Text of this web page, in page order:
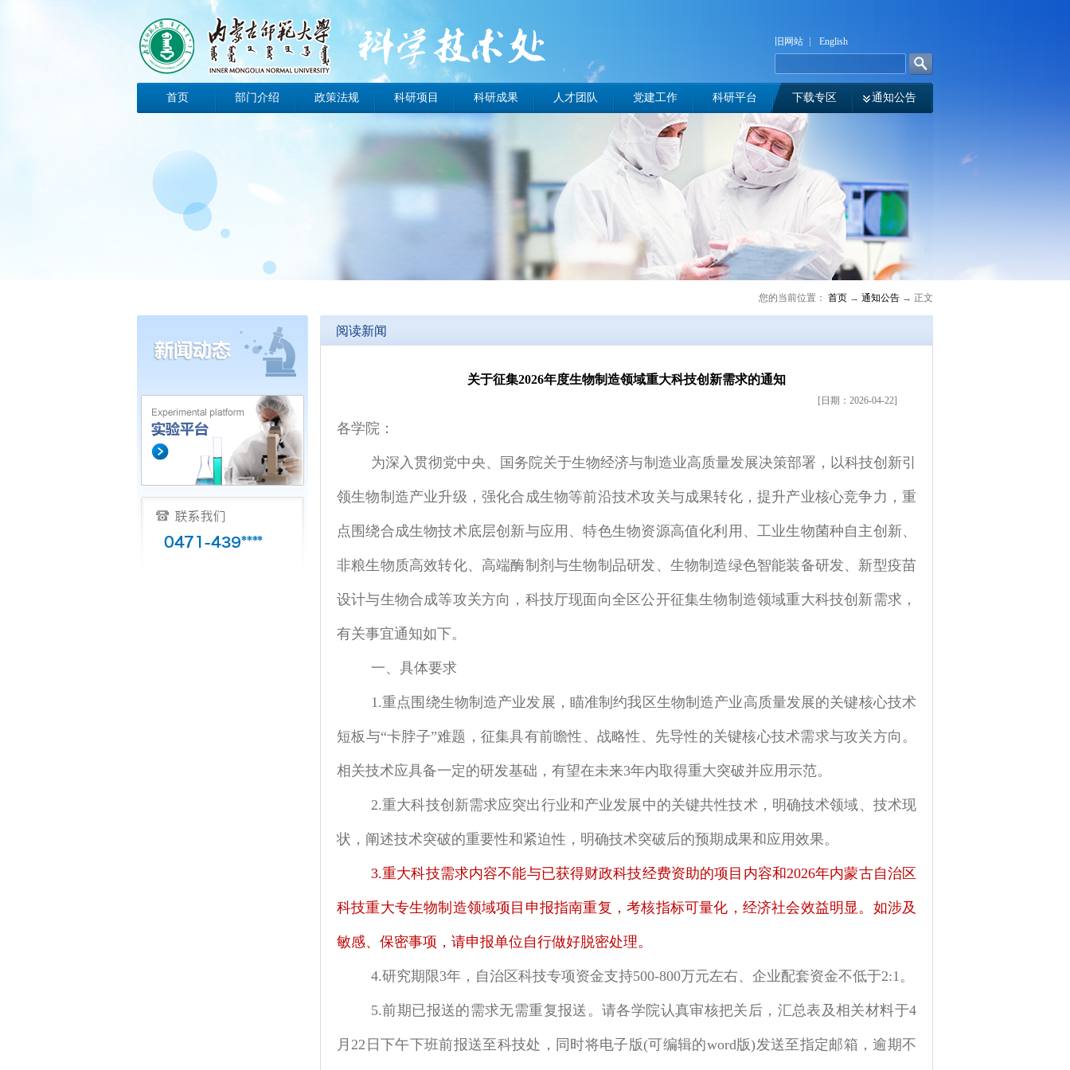
旧网站 English
首页 部门介绍 政策法规 科研项目 科研成果 人才团队 党建工作 科研平台 下载专区 通知公告
您的当前位置： 首页 → 通知公告 → 正文
阅读新闻
关于征集2026年度生物制造领域重大科技创新需求的通知
[日期：2026-04-22]
各学院：
为深入贯彻党中央、国务院关于生物经济与制造业高质量发展决策部署，以科技创新引
领生物制造产业升级，强化合成生物等前沿技术攻关与成果转化，提升产业核心竞争力，重
点围绕合成生物技术底层创新与应用、特色生物资源高值化利用、工业生物菌种自主创新、
非粮生物质高效转化、高端酶制剂与生物制品研发、生物制造绿色智能装备研发、新型疫苗
设计与生物合成等攻关方向，科技厅现面向全区公开征集生物制造领域重大科技创新需求，
有关事宜通知如下。
一、具体要求
1.重点围绕生物制造产业发展，瞄准制约我区生物制造产业高质量发展的关键核心技术
短板与“卡脖子”难题，征集具有前瞻性、战略性、先导性的关键核心技术需求与攻关方向。
相关技术应具备一定的研发基础，有望在未来3年内取得重大突破并应用示范。
2.重大科技创新需求应突出行业和产业发展中的关键共性技术，明确技术领域、技术现
状，阐述技术突破的重要性和紧迫性，明确技术突破后的预期成果和应用效果。
3.重大科技需求内容不能与已获得财政科技经费资助的项目内容和2026年内蒙古自治区
科技重大专生物制造领域项目申报指南重复，考核指标可量化，经济社会效益明显。如涉及
敏感、保密事项，请申报单位自行做好脱密处理。
4.研究期限3年，自治区科技专项资金支持500-800万元左右、企业配套资金不低于2:1。
5.前期已报送的需求无需重复报送。请各学院认真审核把关后，汇总表及相关材料于4
月22日下午下班前报送至科技处，同时将电子版(可编辑的word版)发送至指定邮箱，逾期不